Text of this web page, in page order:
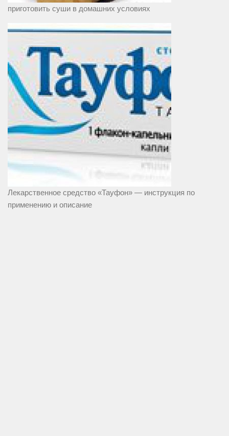
приготовить суши в домашних условиях
Лекарственное средство «Тауфон» — инструкция по
применению и описание